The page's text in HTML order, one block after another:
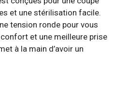
et une stérilisation facile.
tension ronde pour vous
et une meilleure prise
à la main d’avoir un